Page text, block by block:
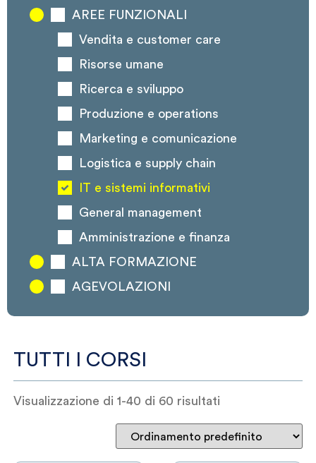
AREE FUNZIONALI
Vendita e customer care
Risorse umane
Ricerca e sviluppo
Produzione e operations
Marketing e comunicazione
Logistica e supply chain
IT e sistemi informativi
General management
Amministrazione e finanza
ALTA FORMAZIONE
AGEVOLAZIONI
TUTTI I CORSI
Visualizzazione di 1-40 di 60 risultati